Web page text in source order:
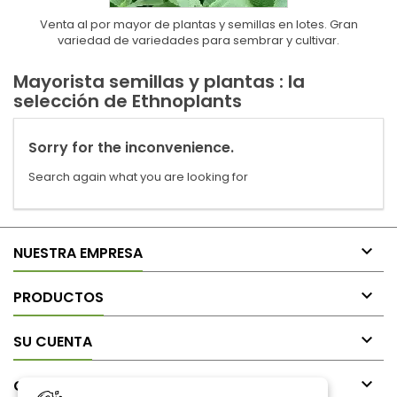
Venta al por mayor de plantas y semillas en lotes. Gran
variedad de variedades para sembrar y cultivar.
Mayorista semillas y plantas : la
selección de Ethnoplants
Sorry for the inconvenience.
Search again what you are looking for
NUESTRA EMPRESA 
PRODUCTOS 
SU CUENTA 
CONTACTO 